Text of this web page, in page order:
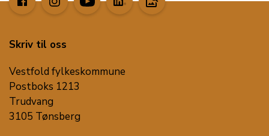
Skriv til oss
Vestfold fylkeskommune
Postboks 1213
Trudvang
3105 Tønsberg